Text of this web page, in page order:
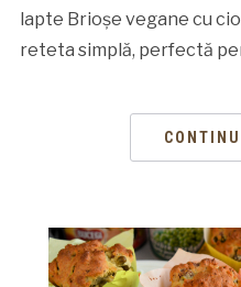
lapte Brioșe vegane cu
reteta simplă, perfectă